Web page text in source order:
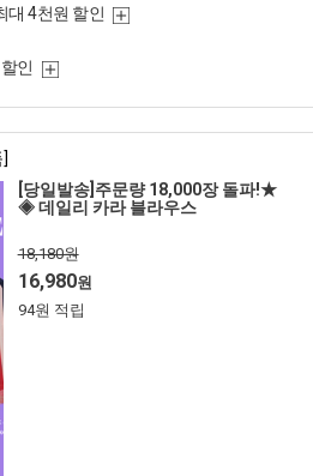
대 4천원 할인
인
[당일발송]주문량 18,000장 돌파!★
◈ 데일리 카라 블라우스
18,180원
16,980원
94원 적립